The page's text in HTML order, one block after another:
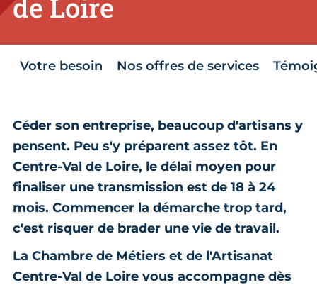
de Loire
Votre besoin Nos offres de services
Céder son entreprise, beaucoup d'artisans y
pensent. Peu s'y préparent assez tôt. En
Centre-Val de Loire, le délai moyen pour
finaliser une transmission est de 18 à 24
mois. Commencer la démarche trop tard,
c'est risquer de brader une vie de travail.
La Chambre de Métiers et de l'Artisanat
Centre-Val de Loire vous accompagne dès